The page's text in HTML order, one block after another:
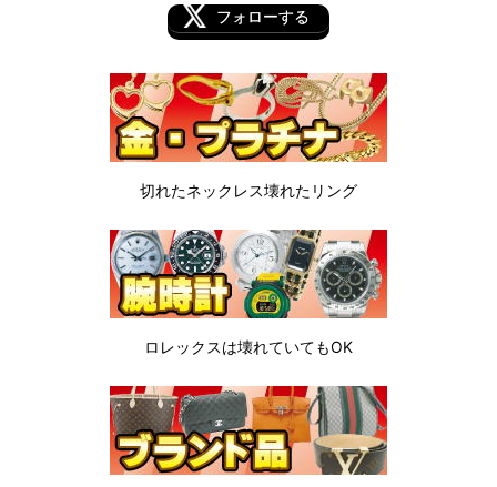
フォローする
切れたネックレス壊れたリング
ロレックスは壊れていてもOK